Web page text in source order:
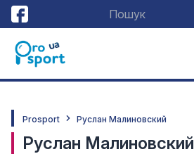
Prosport Руслан Малиновский
Руслан Малиновский